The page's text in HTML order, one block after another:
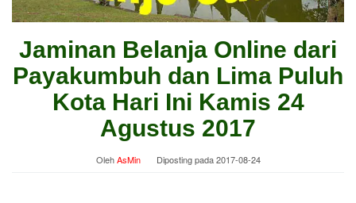
Jaminan Belanja Online dari
Payakumbuh dan Lima Puluh
Kota Hari Ini Kamis 24
Agustus 2017
OlehAsMin Diposting pada2017-08-24